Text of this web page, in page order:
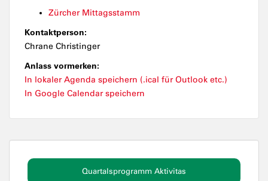
Zürcher Mittagsstamm
Kontaktperson:
Chrane Christinger
Anlass vormerken:
In lokaler Agenda speichern (.ical für Outlook etc.)
In Google Calendar speichern
Quartalsprogramm Aktivitas